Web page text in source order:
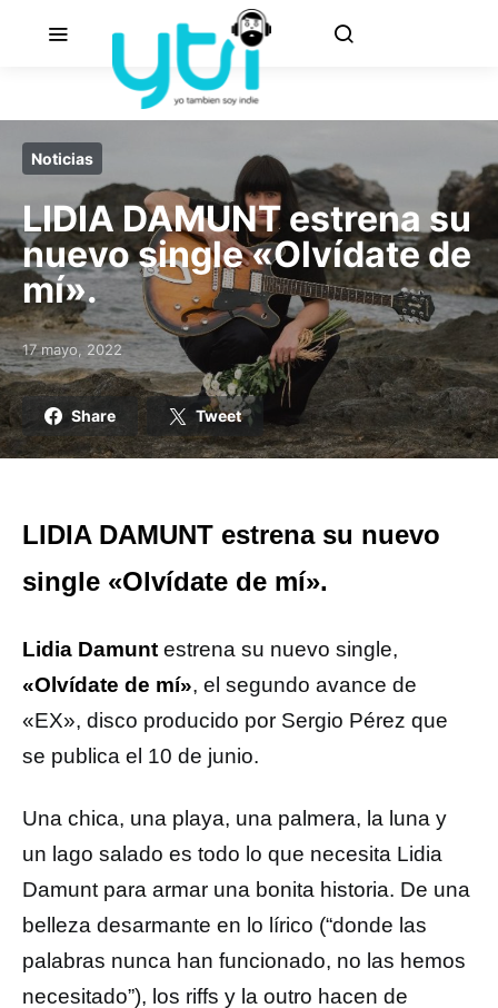
Noticias
LIDIA DAMUNT estrena su
nuevo single «Olvídate de
mí».
Posted on
17 mayo, 2022
Share Tweet
LIDIA DAMUNT estrena su nuevo
single «Olvídate de mí».
Lidia Damunt estrena su nuevo single,
«Olvídate de mí», el segundo avance de
«EX», disco producido por Sergio Pérez que
se publica el 10 de junio.
Una chica, una playa, una palmera, la luna y
un lago salado es todo lo que necesita Lidia
Damunt para armar una bonita historia. De una
belleza desarmante en lo lírico (“donde las
palabras nunca han funcionado, no las hemos
necesitado”), los riffs y la outro hacen de